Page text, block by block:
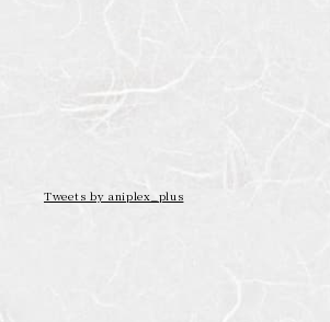
Tweets by aniplex_plus